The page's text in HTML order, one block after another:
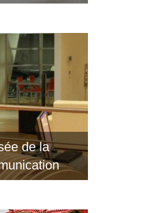
de la